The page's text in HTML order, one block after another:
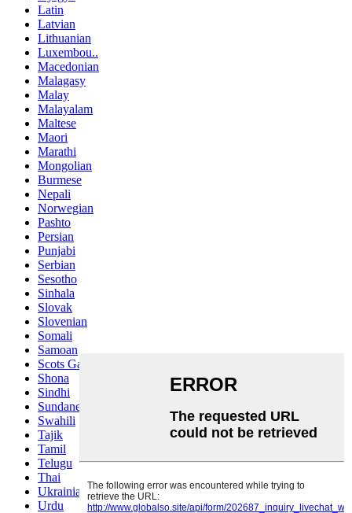
Latin
Latvian
Lithuanian
Luxembou..
Macedonian
Malagasy
Malay
Malayalam
Maltese
Maori
Marathi
Mongolian
Burmese
Nepali
Norwegian
Pashto
Persian
Punjabi
Serbian
Sesotho
Sinhala
Slovak
Slovenian
Somali
Samoan
Scots Gaelic
Shona
Sindhi
Sundanese
Swahili
Tajik
Tamil
Telugu
Thai
Ukrainian
Urdu